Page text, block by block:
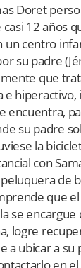
Doret
12 años
centro
su padre
que
e
encuentra,
su padre
la
con
de
que
se
logre
a ubicar a su
en